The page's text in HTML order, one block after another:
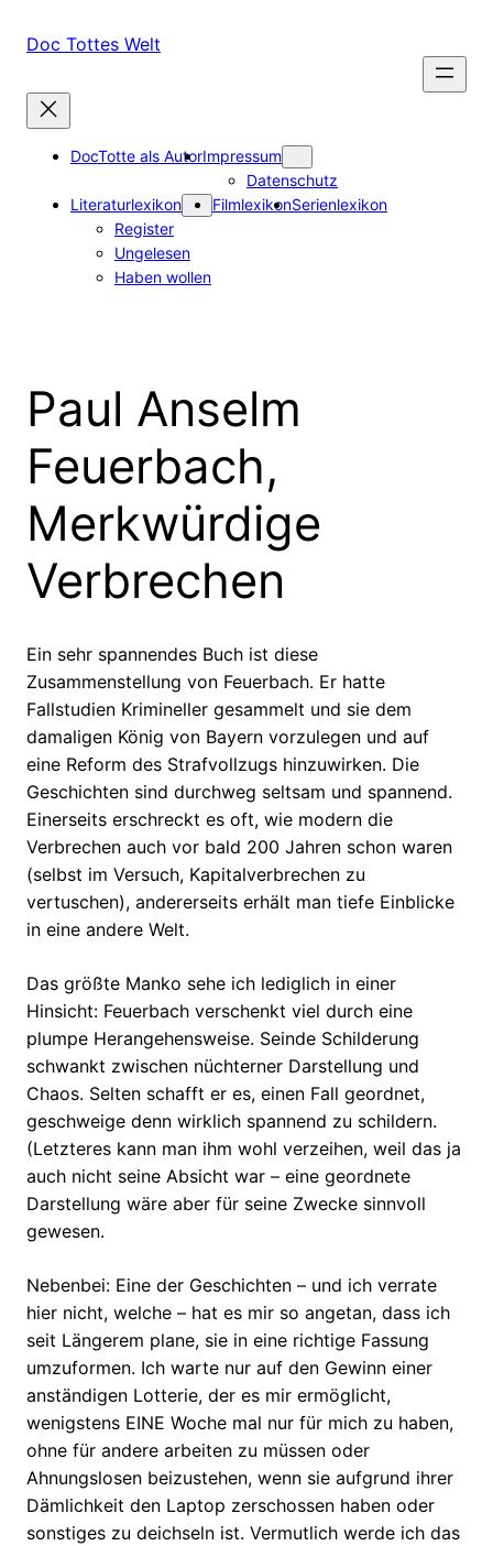
InhaltDoc Tottes Welt
DocTotte als AutorImpressum
Datenschutz
Literaturlexikon
Register
Ungelesen
Haben wollen
FilmlexikonSerienlexikon
Paul Anselm
Feuerbach,
Merkwürdige
Verbrechen
Ein sehr spannendes Buch ist diese
Zusammenstellung von Feuerbach. Er hatte
Fallstudien Krimineller gesammelt und sie dem
damaligen König von Bayern vorzulegen und auf
eine Reform des Strafvollzugs hinzuwirken. Die
Geschichten sind durchweg seltsam und spannend.
Einerseits erschreckt es oft, wie modern die
Verbrechen auch vor bald 200 Jahren schon waren
(selbst im Versuch, Kapitalverbrechen zu
vertuschen), andererseits erhält man tiefe Einblicke
in eine andere Welt.
Das größte Manko sehe ich lediglich in einer
Hinsicht: Feuerbach verschenkt viel durch eine
plumpe Herangehensweise. Seinde Schilderung
schwankt zwischen nüchterner Darstellung und
Chaos. Selten schafft er es, einen Fall geordnet,
geschweige denn wirklich spannend zu schildern.
(Letzteres kann man ihm wohl verzeihen, weil das ja
auch nicht seine Absicht war – eine geordnete
Darstellung wäre aber für seine Zwecke sinnvoll
gewesen.
Nebenbei: Eine der Geschichten – und ich verrate
hier nicht, welche – hat es mir so angetan, dass ich
seit Längerem plane, sie in eine richtige Fassung
umzuformen. Ich warte nur auf den Gewinn einer
anständigen Lotterie, der es mir ermöglicht,
wenigstens EINE Woche mal nur für mich zu haben,
ohne für andere arbeiten zu müssen oder
Ahnungslosen beizustehen, wenn sie aufgrund ihrer
Dämlichkeit den Laptop zerschossen haben oder
sonstiges zu deichseln ist. Vermutlich werde ich das